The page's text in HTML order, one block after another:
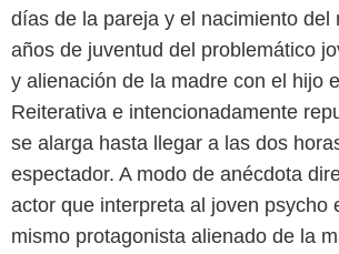
días de la pareja y el nacimiento del
años de juventud del problemático
y alienación de la madre con el hijo
Reiterativa e intencionadamente
se alarga hasta llegar a las dos
espectador. A modo de anécdota
actor que interpreta al joven psycho
mismo protagonista alienado de la